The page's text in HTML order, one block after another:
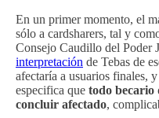
En un primer momento, el
sólo a cardsharers, tal y
Consejo Caudillo del Poder
interpretación de Tebas de
afectaría a usuarios finales,
especifica que todo becario
concluir afectado,